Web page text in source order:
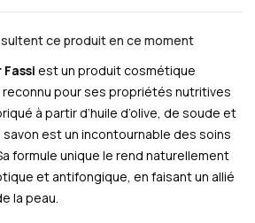
ce produit en ce moment
Fassi est un produit cosmétique
pour ses propriétés nutritives
à partir d’huile d’olive, de soude et
savon est un incontournable des soins
formule unique le rend naturellement
et antifongique, en faisant un allié
la peau.